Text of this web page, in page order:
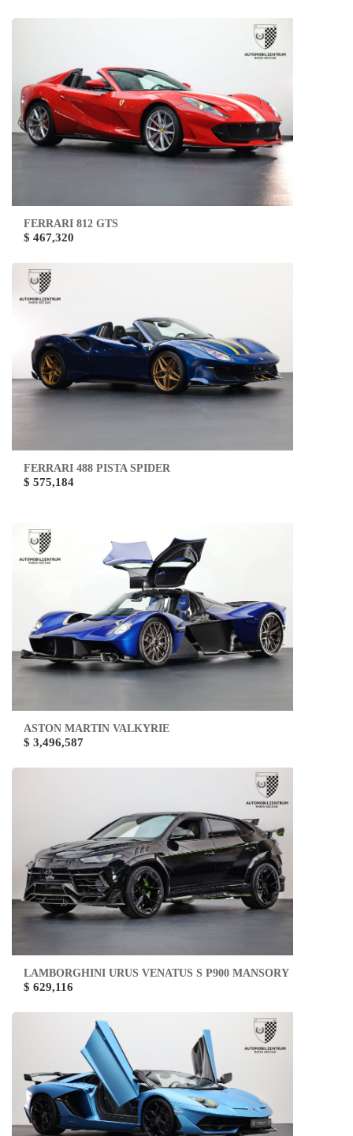
FERRARI 812 GTS
$ 467,320
FERRARI 488 PISTA SPIDER
$ 575,184
ASTON MARTIN VALKYRIE
$ 3,496,587
LAMBORGHINI URUS VENATUS S P900 MANSORY
$ 629,116